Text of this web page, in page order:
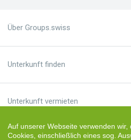
Über Groups.swiss
Unterkunft finden
Unterkunft vermieten
Auf unserer Webseite verwenden
Cookies, einschließlich eines sog.